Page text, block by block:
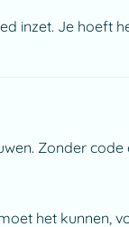
inzet. Je hoeft
Zonder
het kunnen,